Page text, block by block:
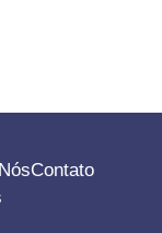
Contato